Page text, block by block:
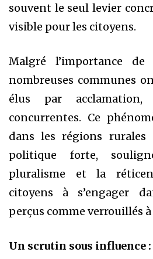
souvent le seul levier
visible pour les citoyens.
Malgré l’importance
nombreuses communes
élus par
concurrentes. Ce
dans les régions rurales
politique forte,
pluralisme et la
citoyens à s’engager
perçus comme verrouillés à
Un scrutin sous influence :